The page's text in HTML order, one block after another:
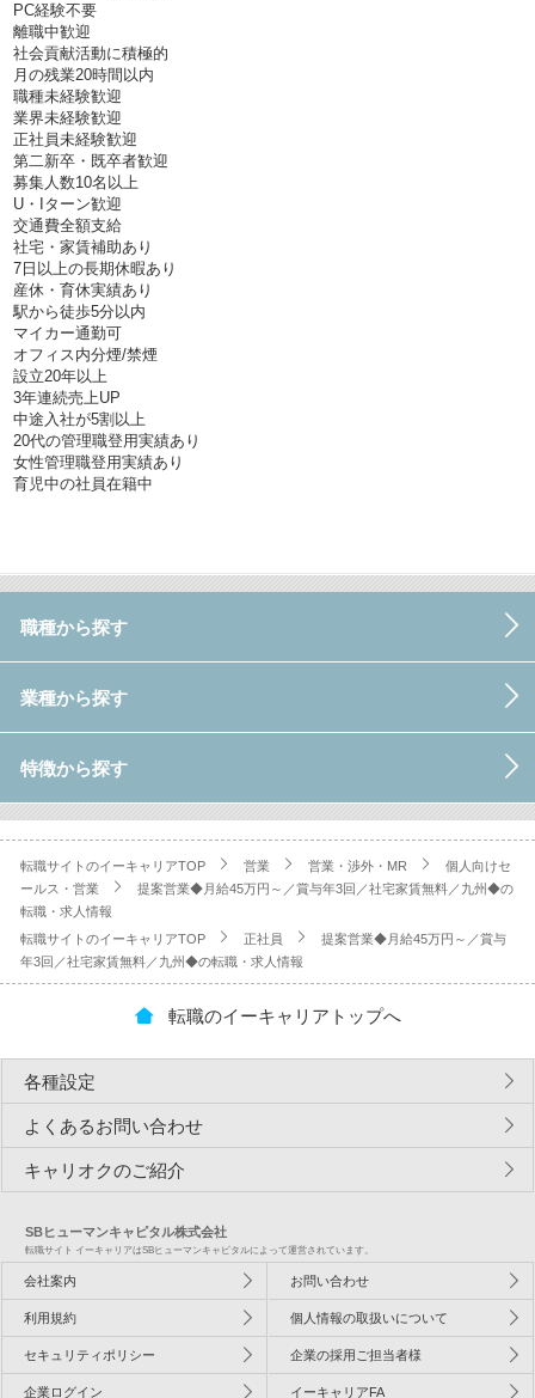
PC経験不要
離職中歓迎
社会貢献活動に積極的
月の残業20時間以内
職種未経験歓迎
業界未経験歓迎
正社員未経験歓迎
第二新卒・既卒者歓迎
募集人数10名以上
U・Iターン歓迎
交通費全額支給
社宅・家賃補助あり
7日以上の長期休暇あり
産休・育休実績あり
駅から徒歩5分以内
マイカー通勤可
オフィス内分煙/禁煙
設立20年以上
3年連続売上UP
中途入社が5割以上
20代の管理職登用実績あり
女性管理職登用実績あり
育児中の社員在籍中
職種から探す
業種から探す
特徴から探す
転職サイトのイーキャリアTOP 営業 営業・渉外・MR
個人向けセ
ールス・営業
提案営業◆月給45万円～／賞与年3回／社宅家賃無料／九州◆の
転職・求人情報
転職サイトのイーキャリアTOP
正社員
提案営業◆月給45万円～／賞与
年3回／社宅家賃無料／九州◆の転職・求人情報
転職のイーキャリアトップへ
各種設定
よくあるお問い合わせ
キャリオクのご紹介
SBヒューマンキャピタル株式会社
転職サイト イーキャリアはSBヒューマンキャピタルによって運営されています。
会社案内 お問い合わせ
利用規約 個人情報の取扱いについて
セキュリティポリシー 企業の採用ご担当者様
企業ログイン イーキャリアFA